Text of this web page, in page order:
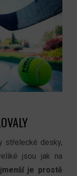
střelecké desky,
jsou jak na
je prostě